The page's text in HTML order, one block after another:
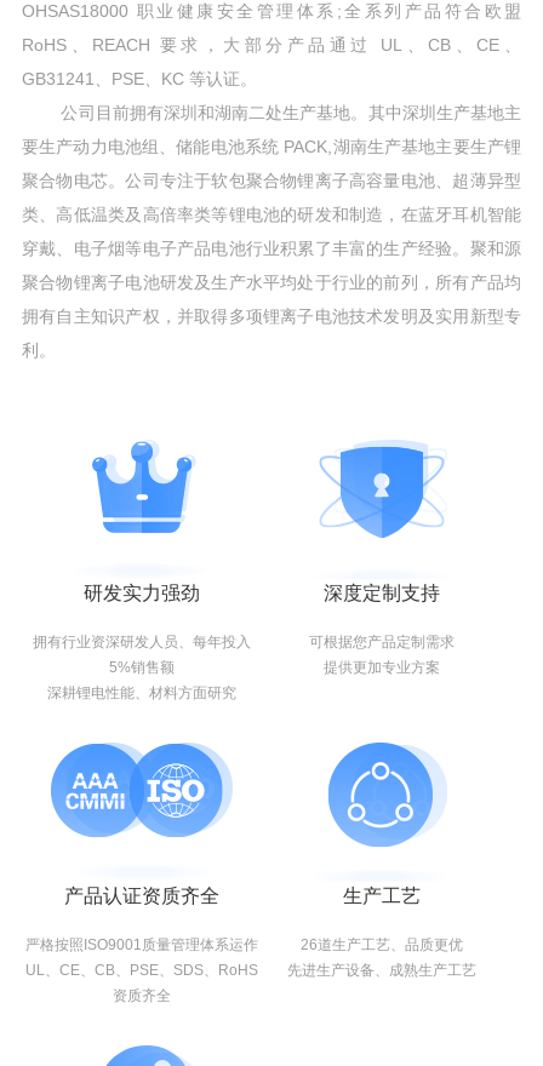
OHSAS18000 职业健康安全管理体系;全系列产品符合欧盟
RoHS、REACH 要求，大部分产品通过 UL、CB、CE、
GB31241、PSE、KC 等认证。
公司目前拥有深圳和湖南二处生产基地。其中深圳生产基地主
要生产动力电池组、储能电池系统 PACK,湖南生产基地主要生产锂
聚合物电芯。公司专注于软包聚合物锂离子高容量电池、超薄异型
类、高低温类及高倍率类等锂电池的研发和制造，在蓝牙耳机智能
穿戴、电子烟等电子产品电池行业积累了丰富的生产经验。聚和源
聚合物锂离子电池研发及生产水平均处于行业的前列，所有产品均
拥有自主知识产权，并取得多项锂离子电池技术发明及实用新型专
利。
研发实力强劲
拥有行业资深研发人员、每年投入
5%销售额
深耕锂电性能、材料方面研究
深度定制支持
可根据您产品定制需求
提供更加专业方案
产品认证资质齐全
严格按照ISO9001质量管理体系运作
UL、CE、CB、PSE、SDS、RoHS
资质齐全
生产工艺
26道生产工艺、品质更优
先进生产设备、成熟生产工艺